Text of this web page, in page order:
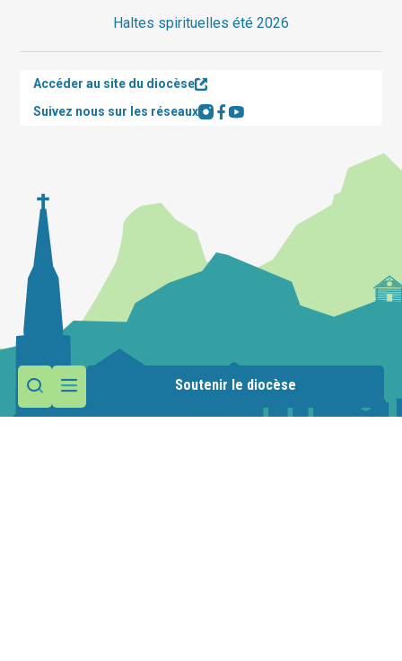
Soutenir le diocèse
Haltes spirituelles été 2026
Accéder au site du diocèse
Suivez nous sur les réseaux